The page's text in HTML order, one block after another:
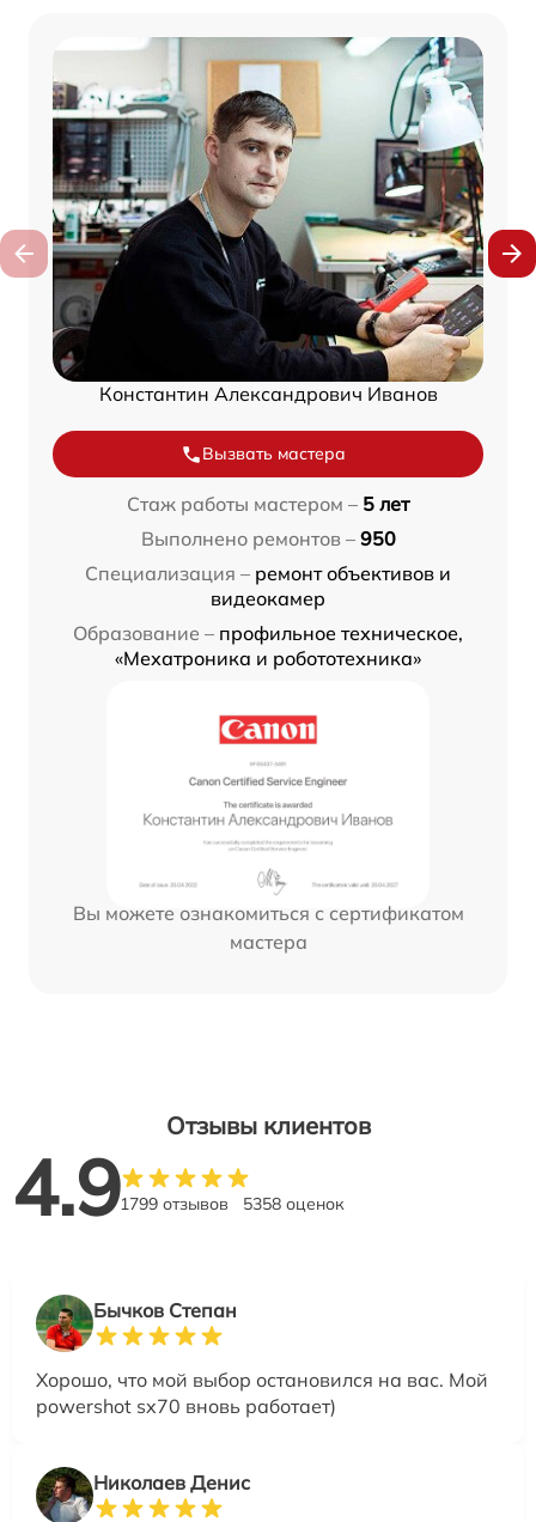
Константин Александрович Иванов
Вызвать мастера
Стаж работы мастером – 5 лет
Выполнено ремонтов – 950
Специализация – ремонт объективов и
видеокамер
Образование – профильное техническое,
«Мехатроника и робототехника»
Вы можете ознакомиться с сертификатом
мастера
Отзывы клиентов
4.91799 отзывов 5358 оценок
Бычков Степан
Хорошо, что мой выбор остановился на вас. Мой
powershot sx70 вновь работает)
Николаев Денис